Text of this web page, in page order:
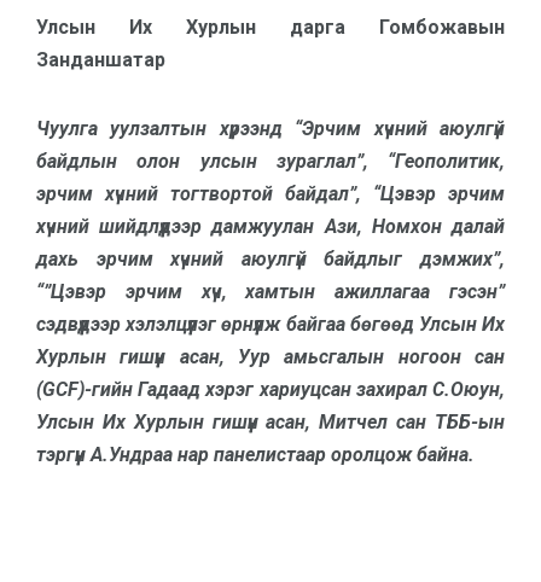
Улсын Их Хурлын дарга Гомбожавын
Занданшатар
Чуулга уулзалтын хүрээнд “Эрчим хүчний аюулгүй
байдлын олон улсын зураглал”, “Геополитик,
эрчим хүчний тогтвортой байдал”, “Цэвэр эрчим
хүчний шийдлүүдээр дамжуулан Aзи, Номхон далай
дахь эрчим хүчний аюулгүй байдлыг дэмжих”,
“”Цэвэр эрчим хүч, хамтын ажиллагаа гэсэн”
сэдвүүдээр хэлэлцүүлэг өрнүүлж байгаа бөгөөд Улсын Их
Хурлын гишүүн асан, Уур амьсгалын ногоон сан
(GCF)-гийн Гадаад хэрэг хариуцсан захирал С.Оюун,
Улсын Их Хурлын гишүүн асан, Митчел сан ТББ-ын
тэргүүн А.Ундраа нар панелистаар оролцож байна.